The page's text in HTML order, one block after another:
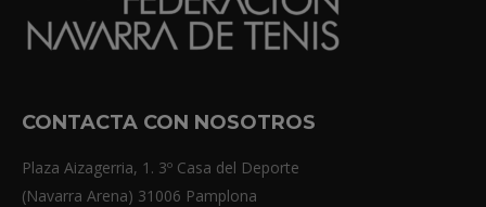
CONTACTA CON NOSOTROS
Plaza Aizagerria, 1. 3º Casa del Deporte
(Navarra Arena) 31006 Pamplona